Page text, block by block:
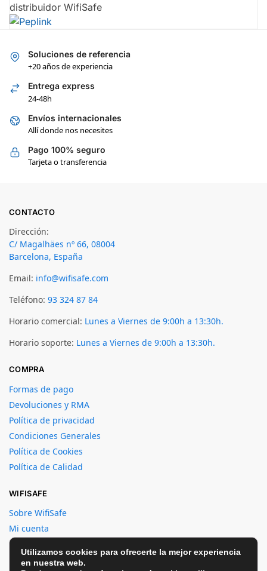
distribuidor WifiSafe
Soluciones de referencia
+20 años de experiencia
Entrega express
24-48h
Envíos internacionales
Allí donde nos necesites
Pago 100% seguro
Tarjeta o transferencia
CONTACTO
Dirección:
C/ Magalhäes nº 66, 08004
Barcelona, España
Email: info@wifisafe.com
Teléfono: 93 324 87 84
Horario comercial: Lunes a Viernes de 9:00h a 13:30h.
Horario soporte: Lunes a Viernes de 9:00h a 13:30h.
COMPRA
Formas de pago
Devoluciones y RMA
Política de privacidad
Condiciones Generales
Política de Cookies
Política de Calidad
WIFISAFE
Sobre WifiSafe
Mi cuenta
Crear cuenta
Contacto
Utilizamos cookies para ofrecerte la mejor experiencia
en nuestra web.